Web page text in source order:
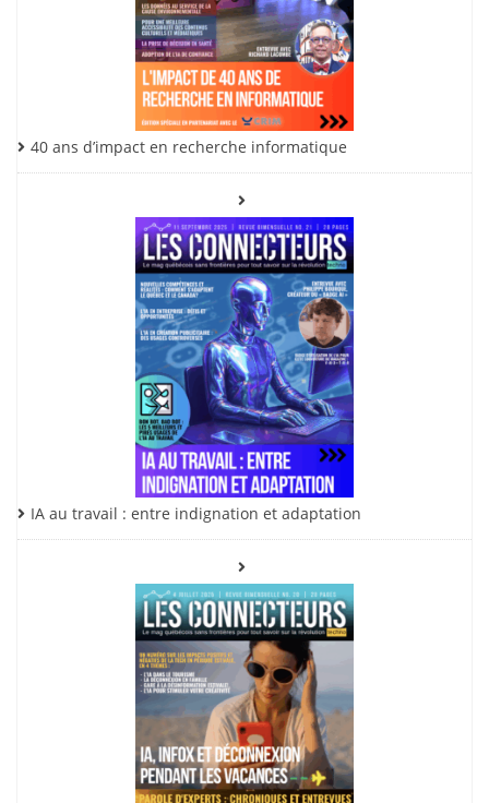
40 ans d’impact en recherche informatique
IA au travail : entre indignation et adaptation